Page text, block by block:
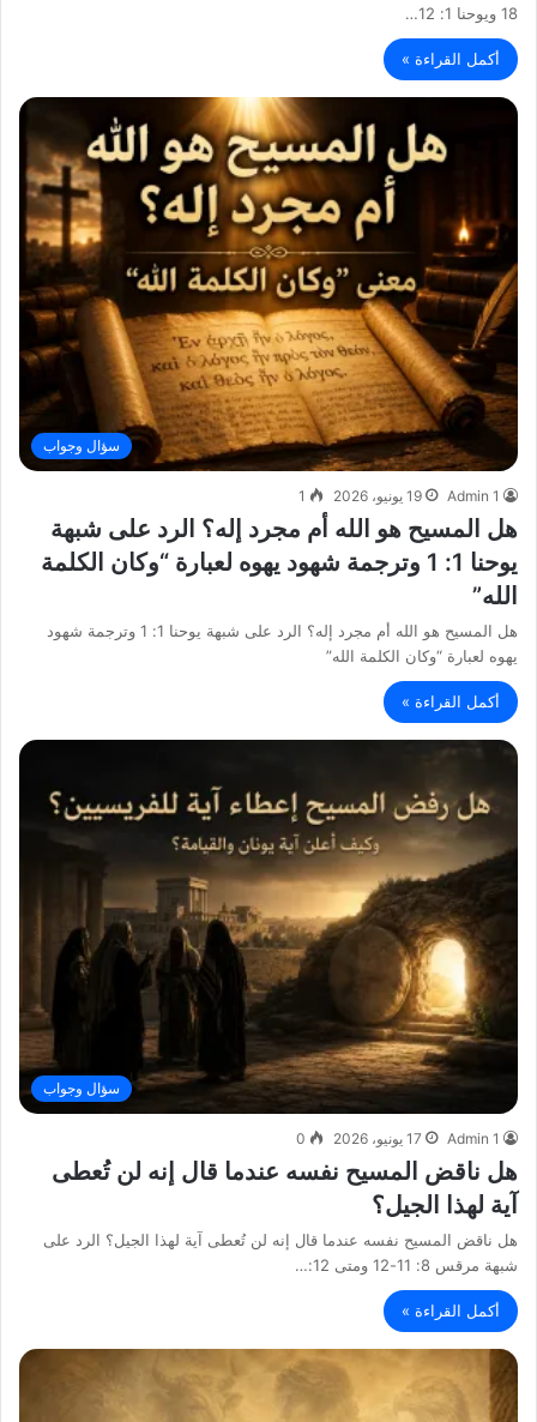
18 ويوحنا 1: 12…
أكمل القراءة »
سؤال وجواب
Admin 1 19 يونيو، 2026 1
هل المسيح هو الله أم مجرد إله؟ الرد على شبهة
يوحنا 1: 1 وترجمة شهود يهوه لعبارة “وكان الكلمة
الله”
هل المسيح هو الله أم مجرد إله؟ الرد على شبهة يوحنا 1: 1 وترجمة شهود
يهوه لعبارة “وكان الكلمة الله”
أكمل القراءة »
سؤال وجواب
Admin 1 17 يونيو، 2026 0
هل ناقض المسيح نفسه عندما قال إنه لن تُعطى
آية لهذا الجيل؟
هل ناقض المسيح نفسه عندما قال إنه لن تُعطى آية لهذا الجيل؟ الرد على
شبهة مرقس 8: 11-12 ومتى 12:…
أكمل القراءة »